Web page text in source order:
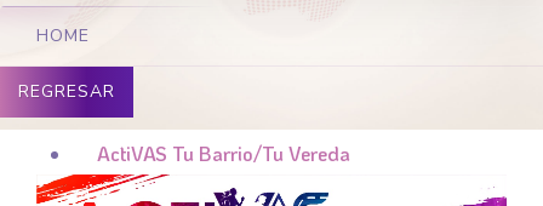
HOME
REGRESAR
ActiVAS Tu Barrio/Tu Vereda
ActiVAS Tus Vacaciones